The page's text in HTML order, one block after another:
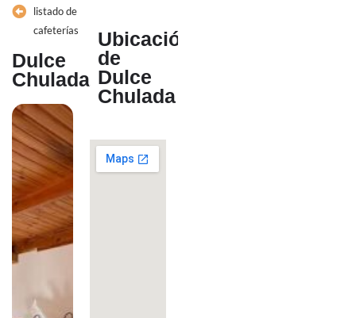
listado de
cafeterías
Dulce
Chulada
Ubicación
de
Dulce
Chulada